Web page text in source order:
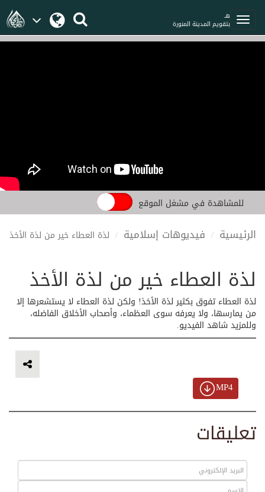
هـ
بتقويم المدينة المنورة
للمشاهدة في مشغل الموقع
الرئيسية فيديوهات إسلامية لذة العطاء خير من لذة الأخذ
لذة العطاء خير من لذة الأخذ
لذة العطاء تفوق بكثير لذة الأخذ! ولكن لذة العطاء لا يستشعرها إلا
من يمارسها، ولا يعرفه سوى العظماء، وأصحاب الأخلاق الفاضله،
وللمزيد شاهد الفيديو.
MP4
تعليقات